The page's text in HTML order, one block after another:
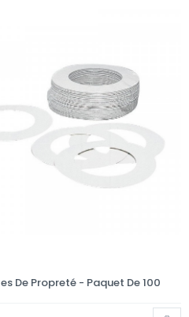
De Propreté - Paquet De 100